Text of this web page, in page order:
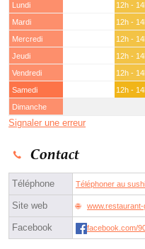
Lundi 12h -
Mardi
12h -
Mercredi
12h -
Jeudi
12h -
Vendredi
12h -
Samedi
12h -
Dimanche
Signaler une erreur
Contact
Téléphone Téléphoner au sushi
Site web
Facebook facebook.com/